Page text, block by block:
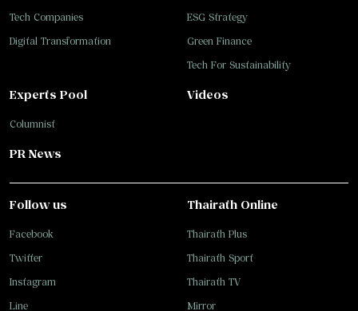
Tech Companies
Digital Transformation
ESG Strategy
Green Finance
Tech For Sustainability
Experts Pool
Columnist
Videos
PR News
Follow us
Facebook
Twitter
Instagram
Line
Thairath Online
Thairath Plus
Thairath Sport
Thairath TV
Mirror